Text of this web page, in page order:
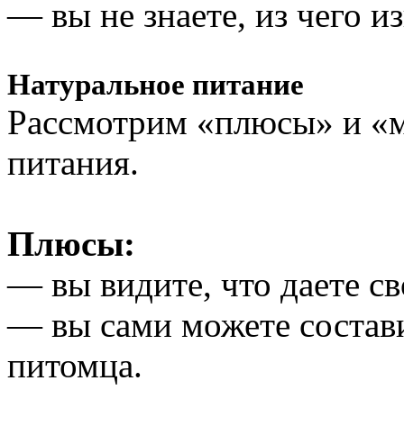
— вы не знаете, из чего
Натуральное питание
Рассмотрим «плюсы» и
питания.
Плюсы:
— вы видите, что даете
— вы сами можете
питомца.